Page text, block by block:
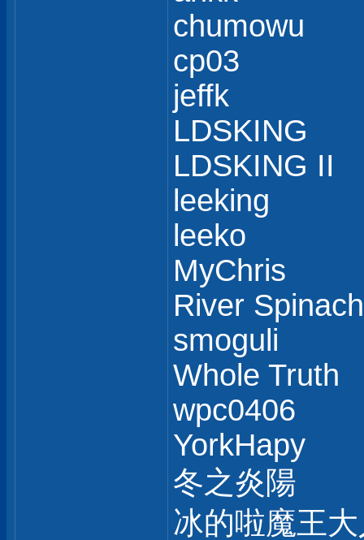
chumowu
cp03
jeffk
LDSKING
LDSKING II
leeking
leeko
MyChris
River Spinach
smoguli
Whole Truth
wpc0406
YorkHapy
冬之炎陽
冰的啦魔王